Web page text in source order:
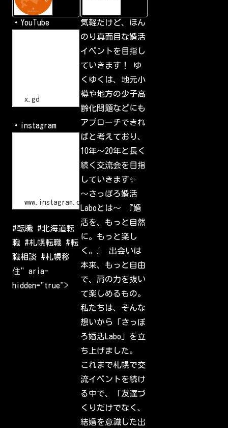
・YouTube
h
t
s
/
/
x
.
g
d
/
p
l
d
x.gd
・instagram
L
o
g
i
n
•
I
n
g
a
W
l
o
b
a
c
k
t
o
I
n
t
a
g
r
a
.
S
i
www.instagram.com
#転職 #北海道転
職 #札幌転職 #転
職相談 #札幌移
住" aria-
hidden="true">
気軽だけど、ほん
のり真面目な婚活
イベントを目指し
ていきます！ ゆ
くゆくは、地元小
樽や地方の少子高
齢化問題などにも
アプローチできれ
ばと考えており、
10年〜20年と長く
続く交流会を目指
していきます✨
〜さっぽろ婚活
Laboとは〜 『婚
活を、もっと自然
に。もっと楽し
く。』 出会いは
本来、もっと自由
で、肩の力を抜い
て楽しめるもの。
私たちは、そんな
想いから「さっぽ
ろ婚活Labo」を立
ち上げました。
これまで札幌で交
流イベントを続け
る中で、「友達づ
くりだけでなく、
結婚を意識した出